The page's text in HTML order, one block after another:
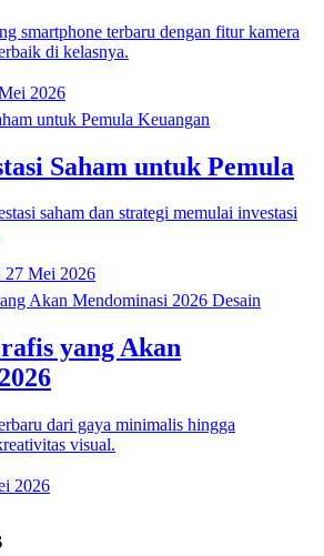
smartphone terbaru dengan fitur kamera
di kelasnya.
2026
Keuangan
Saham untuk Pemula
saham dan strategi memulai investasi
27 Mei 2026
Desain
yang Akan
dari gaya minimalis hingga
visual.
2026